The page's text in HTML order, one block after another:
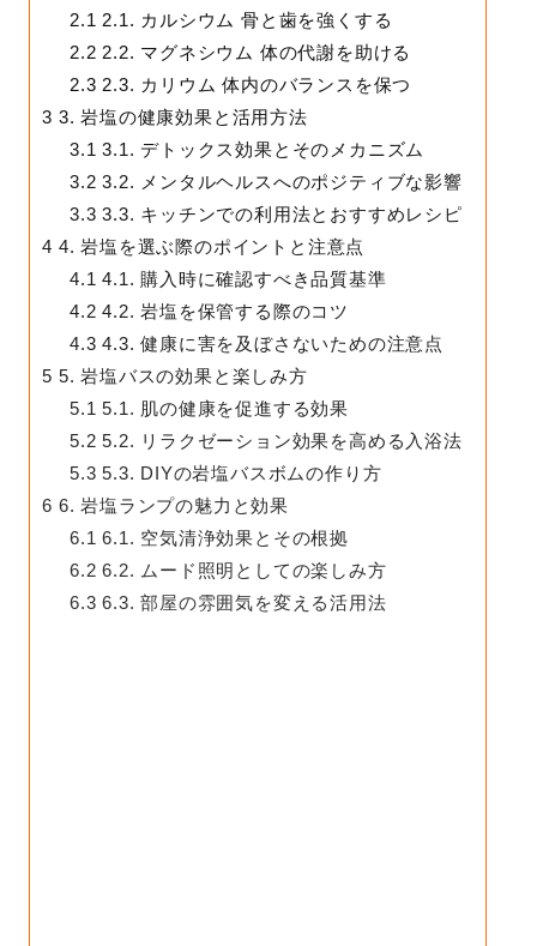
2.1 2.1. カルシウム 骨と歯を強くする
2.2 2.2. マグネシウム 体の代謝を助ける
2.3 2.3. カリウム 体内のバランスを保つ
3 3. 岩塩の健康効果と活用方法
3.1 3.1. デトックス効果とそのメカニズム
3.2 3.2. メンタルヘルスへのポジティブな影響
3.3 3.3. キッチンでの利用法とおすすめレシピ
4 4. 岩塩を選ぶ際のポイントと注意点
4.1 4.1. 購入時に確認すべき品質基準
4.2 4.2. 岩塩を保管する際のコツ
4.3 4.3. 健康に害を及ぼさないための注意点
5 5. 岩塩バスの効果と楽しみ方
5.1 5.1. 肌の健康を促進する効果
5.2 5.2. リラクゼーション効果を高める入浴法
5.3 5.3. DIYの岩塩バスボムの作り方
6 6. 岩塩ランプの魅力と効果
6.1 6.1. 空気清浄効果とその根拠
6.2 6.2. ムード照明としての楽しみ方
6.3 6.3. 部屋の雰囲気を変える活用法